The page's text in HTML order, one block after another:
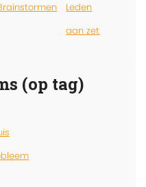
Leden
aan zet
(op tag)